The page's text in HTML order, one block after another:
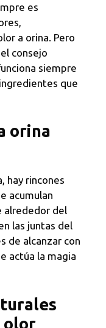
es
a orina. Pero
consejo
siempre
que
orina
hay rincones
acumulan
alrededor del
las juntas del
de alcanzar con
actúa la magia
olor